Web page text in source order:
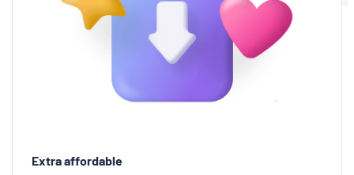
Extra affordable